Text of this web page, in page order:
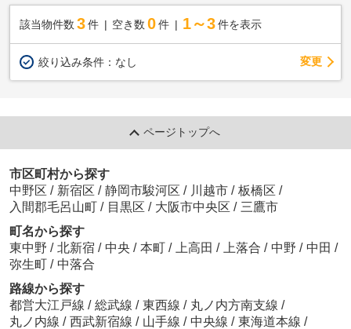
該当物件数 3件 空き数 0 件 1～3 件を表示
絞り込み条件： なし 変更
ページトップへ
市区町村から探す
中野区 / 新宿区 / 静岡市駿河区 / 川越市 / 板橋区 /
入間郡毛呂山町 / 目黒区 / 大阪市中央区 / 三鷹市
町名から探す
東中野 / 北新宿 / 中央 / 本町 / 上高田 / 上落合 / 中野 / 中田 /
弥生町 / 中落合
路線から探す
都営大江戸線 / 総武線 / 東西線 / 丸ノ内方南支線 /
丸ノ内線 / 西武新宿線 / 山手線 / 中央線 / 東海道本線 /